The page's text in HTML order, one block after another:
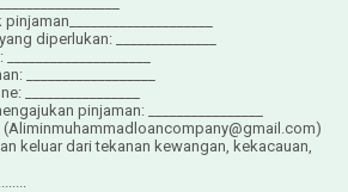
diperlukan: ______________
__________________
________________
pinjaman: ________________
(Aliminmuhammadloancompany@gmail.com)
keluar dari tekanan kewangan, kekacauan,